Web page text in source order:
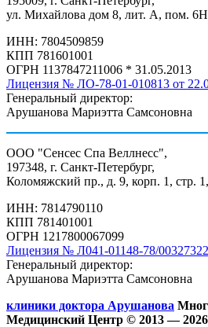
ул. Михайлова дом 8, лит. А, пом.
ИНН: 7804509859
КПП 781601001
ОГРН 1137847211006 * 31.05.2013
Лицензия № ЛО-78-01-010813 от
Генеральный директор:
Арушанова Мариэтта Самсоновна
ООО "Сенсес Спа Веллнесс",
197348, г. Санкт-Петербург,
Коломяжский пр., д. 9, корп. 1, стр.
ИНН: 7814790110
КПП 781401001
ОГРН 1217800067099
Лицензия № Л041-01148-78/00327322
Генеральный директор:
Арушанова Мариэтта Самсоновна
клиники доктора Арушанова
Медицинский Центр © 2013 —